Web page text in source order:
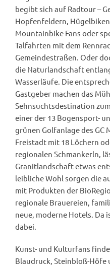
begibt sich auf Radtour –
Hopfenfeldern,
Mountainbike Fans oder
Talfahrten mit dem
Gemeindestraßen. Oder
die Naturlandschaft
Wasserläufe. Die
Gastgeber machen das
Sehnsuchtsdestination
einer der 13 Bogensport-
grünen Golfanlage des GC
Freistadt mit 18 Löchern
regionalen Schmankerln,
Granitlandschaft etwas
leibliche Wohl sorgen die
mit Produkten der
regionale Brauereien,
neue, moderne Hotels. Da
dabei.
Kunst- und Kulturfans
Blaudruck, Steinbloß-Höfe